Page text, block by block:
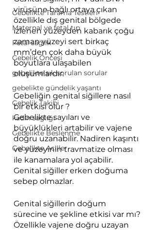
Gebelikte Tarama Testleri
Maternal ve fetal tıp
Fetal sağlık
Gebelik Öncesi
gebelikte sık sorulan sorular
gebelikte gündelik yaşantı
Gebelik Takibi
kadın sağlığı
Gebelikte Beslenme
Gebelikte Aciller
virüsüne bağlı ortaya çıkan
özellikle dış genital bölgede
izlenen yüzeyden kabarık çoğu
zaman yüzeyi sert birkaç
mm’den çok daha büyük
boyutlara ulaşabilen
oluşumlardır.
Gebeliğin genital siğillere nasıl
bir etkisi olur ?
Gebelikte sayıları ve
büyüklükleri artabilir ve vajene
doğru uzanabilir. Nadiren kaşıntı
ve yüzeyinin travmatize olması
ile kanamalara yol açabilir.
Genital siğiller erken doğuma
sebep olmazlar.
Genital siğillerin doğum
sürecine ve şekline etkisi var mı?
Özellikle vajene doğru uzayan